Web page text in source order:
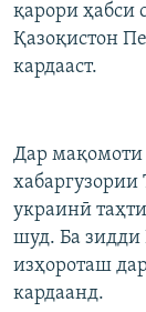
Ҳамаи
қарори ҳабси
Қазоқистон
кардааст.
Дар мақомоти
украинӣ
шуд. Ба зидди
изҳороташ
кардаанд.